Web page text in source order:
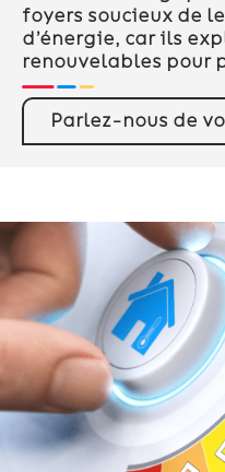
foyers soucieux de
d’énergie, car ils
renouvelables pour
Parlez-nous de